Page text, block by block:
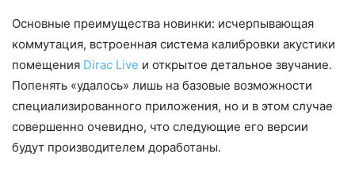
Основные преимущества новинки: исчерпывающая
коммутация, встроенная система калибровки акустики
помещения Dirac Live и открытое детальное звучание.
Попенять «удалось» лишь на базовые возможности
специализированного приложения, но и в этом случае
совершенно очевидно, что следующие его версии
будут производителем доработаны.